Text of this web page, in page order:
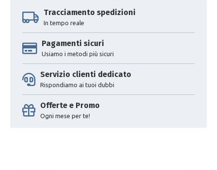
Tracciamento spedizioni
In tempo reale
Pagamenti sicuri
Usiamo i metodi più sicuri
Servizio clienti dedicato
Rispondiamo ai tuoi dubbi
Offerte e Promo
Ogni mese per te!